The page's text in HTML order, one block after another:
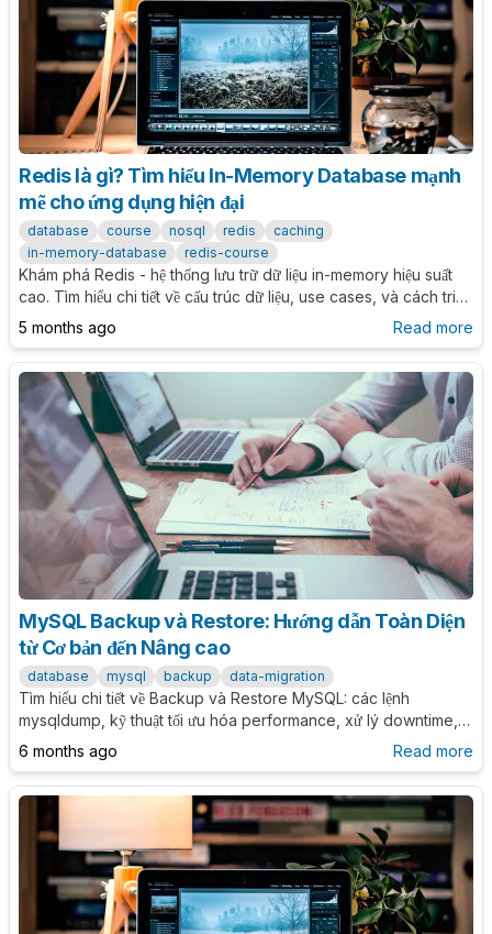
Redis là gì? Tìm hiểu In-Memory Database mạnh
mẽ cho ứng dụng hiện đại
database course nosql redis
caching
in-memory-database
redis-course
Khám phá Redis - hệ thống lưu trữ dữ liệu in-memory hiệu suất
cao. Tìm hiểu chi tiết về cấu trúc dữ liệu, use cases, và cách triển
khai Redis trong dự án thực tế.
5 months ago Read more
MySQL Backup và Restore: Hướng dẫn Toàn Diện
từ Cơ bản đến Nâng cao
database mysql backup data-migration
Tìm hiểu chi tiết về Backup và Restore MySQL: các lệnh
mysqldump, kỹ thuật tối ưu hóa performance, xử lý downtime,
đảm bảo data consistency, phân tích format dump, và best
practices. Hướng dẫn hoàn chỉnh cho DBA và developer.
6 months ago Read more